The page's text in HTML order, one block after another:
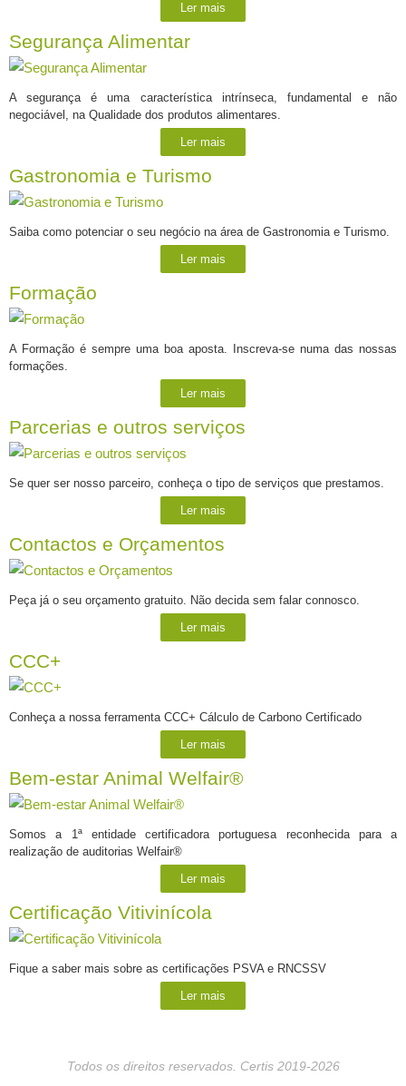
Ler mais
Segurança Alimentar
A segurança é uma característica intrínseca, fundamental e não
negociável, na Qualidade dos produtos alimentares.
Ler mais
Gastronomia e Turismo
Saiba como potenciar o seu negócio na área de Gastronomia e Turismo.
Ler mais
Formação
A Formação é sempre uma boa aposta. Inscreva-se numa das nossas
formações.
Ler mais
Parcerias e outros serviços
Se quer ser nosso parceiro, conheça o tipo de serviços que prestamos.
Ler mais
Contactos e Orçamentos
Peça já o seu orçamento gratuito. Não decida sem falar connosco.
Ler mais
CCC+
Conheça a nossa ferramenta CCC+ Cálculo de Carbono Certificado
Ler mais
Bem-estar Animal Welfair®
Somos a 1ª entidade certificadora portuguesa reconhecida para a
realização de auditorias Welfair®
Ler mais
Certificação Vitivinícola
Fique a saber mais sobre as certificações PSVA e RNCSSV
Ler mais
Todos os direitos reservados. Certis 2019-2026